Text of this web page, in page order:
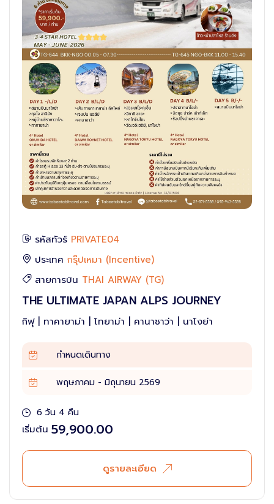
รหัสทัวร์ PRIVATE04
ประเทศ กรุ๊ปเหมา (Incentive)
สายการบิน THAI AIRWAY (TG)
THE ULTIMATE JAPAN ALPS JOURNEY
กิฟุ | ทาคายาม่า | โทยาม่า | คานาซาว่า | นาโงย่า
กำหนดเดินทาง
พฤษภาคม - มิถุนายน 2569
6 วัน 4 คืน
เริ่มต้น 59,900.00
ดูรายละเอียด